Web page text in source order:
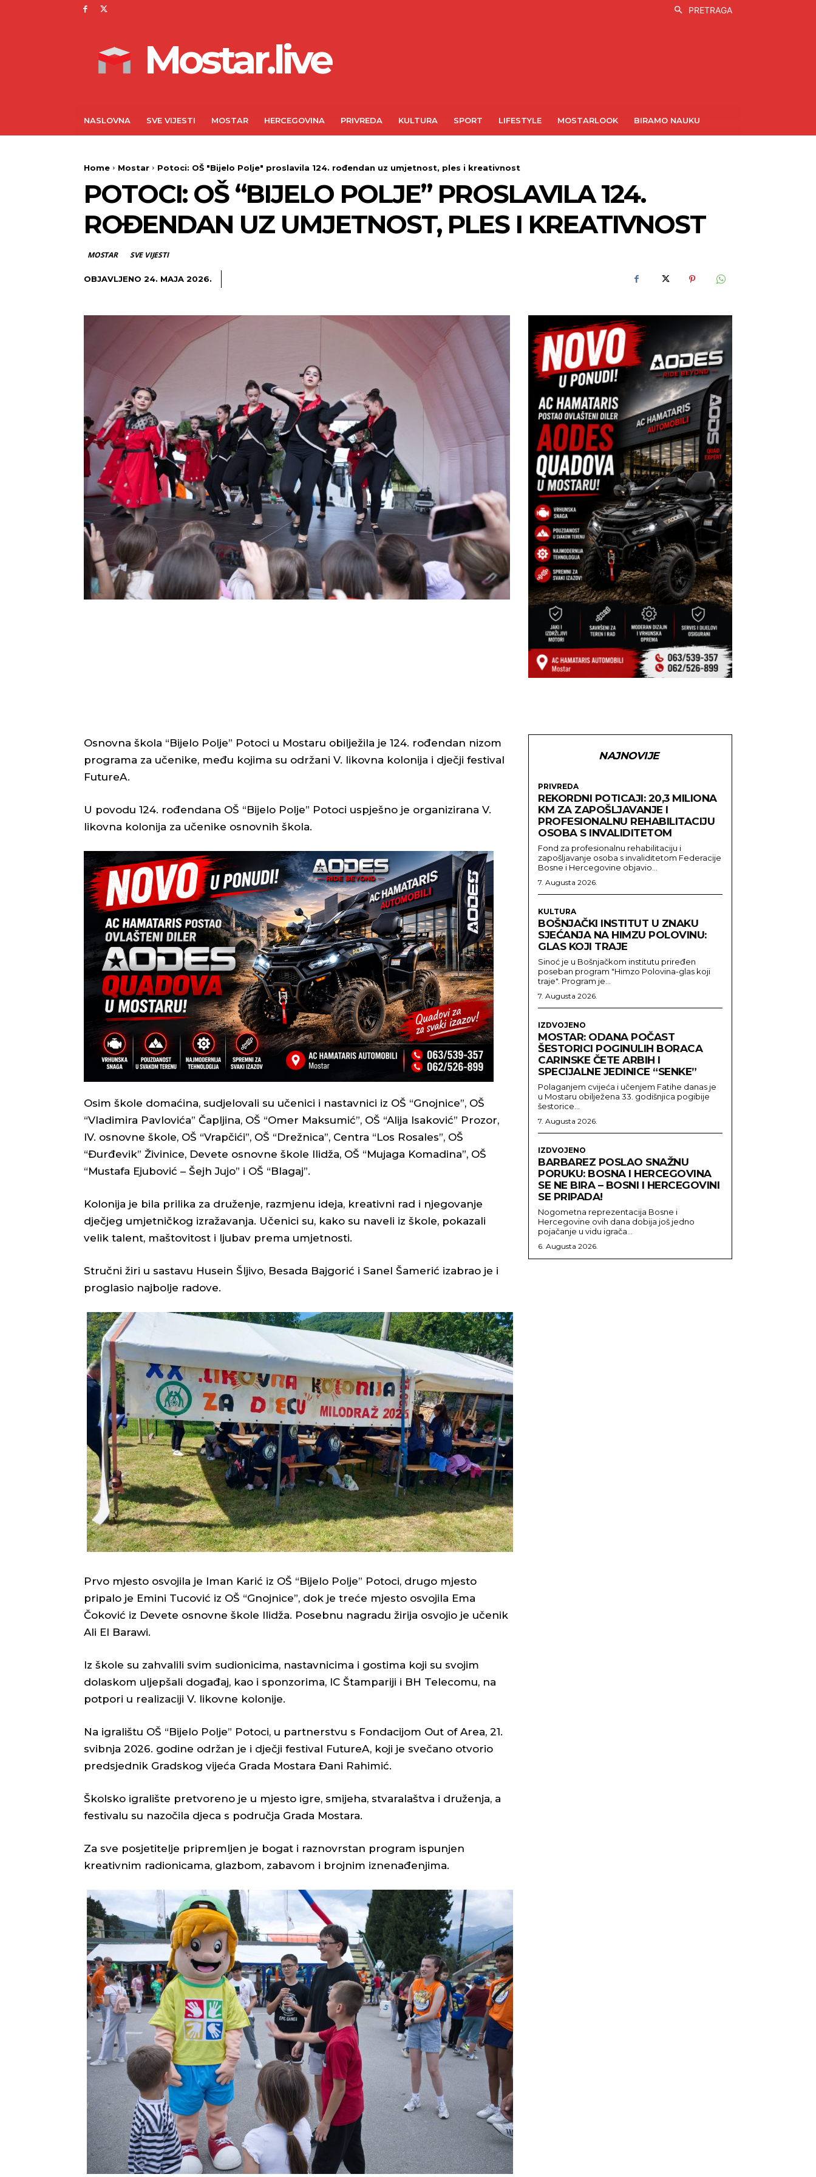
PRETRAGA
Mostar.live
NASLOVNA SVE VIJESTI MOSTAR HERCEGOVINA PRIVREDA KULTURA SPORT LIFESTYLE MOSTARLOOK BIRAMO NAUKU
Home Mostar Potoci: OŠ "Bijelo Polje" proslavila 124. rođendan uz umjetnost, ples i kreativnost
POTOCI: OŠ “BIJELO POLJE” PROSLAVILA 124.
ROĐENDAN UZ UMJETNOST, PLES I KREATIVNOST
MOSTAR SVE VIJESTI
OBJAVLJENO 24. MAJA 2026.
Osnovna škola “Bijelo Polje” Potoci u Mostaru obilježila je 124. rođendan nizom
programa za učenike, među kojima su održani V. likovna kolonija i dječji festival
FutureA.
U povodu 124. rođendana OŠ “Bijelo Polje” Potoci uspješno je organizirana V.
likovna kolonija za učenike osnovnih škola.
Osim škole domaćina, sudjelovali su učenici i nastavnici iz OŠ “Gnojnice”, OŠ
“Vladimira Pavlovića” Čapljina, OŠ “Omer Maksumić”, OŠ “Alija Isaković” Prozor,
IV. osnovne škole, OŠ “Vrapčići”, OŠ “Drežnica”, Centra “Los Rosales”, OŠ
“Đurđevik” Živinice, Devete osnovne škole Ilidža, OŠ “Mujaga Komadina”, OŠ
“Mustafa Ejubović – Šejh Jujo” i OŠ “Blagaj”.
Kolonija je bila prilika za druženje, razmjenu ideja, kreativni rad i njegovanje
dječjeg umjetničkog izražavanja. Učenici su, kako su naveli iz škole, pokazali
velik talent, maštovitost i ljubav prema umjetnosti.
Stručni žiri u sastavu Husein Šljivo, Besada Bajgorić i Sanel Šamerić izabrao je i
proglasio najbolje radove.
Prvo mjesto osvojila je Iman Karić iz OŠ “Bijelo Polje” Potoci, drugo mjesto
pripalo je Emini Tucović iz OŠ “Gnojnice”, dok je treće mjesto osvojila Ema
Čoković iz Devete osnovne škole Ilidža. Posebnu nagradu žirija osvojio je učenik
Ali El Barawi.
Iz škole su zahvalili svim sudionicima, nastavnicima i gostima koji su svojim
dolaskom uljepšali događaj, kao i sponzorima, IC Štampariji i BH Telecomu, na
potpori u realizaciji V. likovne kolonije.
Na igralištu OŠ “Bijelo Polje” Potoci, u partnerstvu s Fondacijom Out of Area, 21.
svibnja 2026. godine održan je i dječji festival FutureA, koji je svečano otvorio
predsjednik Gradskog vijeća Grada Mostara Đani Rahimić.
Školsko igralište pretvoreno je u mjesto igre, smijeha, stvaralaštva i druženja, a
festivalu su nazočila djeca s područja Grada Mostara.
Za sve posjetitelje pripremljen je bogat i raznovrstan program ispunjen
kreativnim radionicama, glazbom, zabavom i brojnim iznenađenjima.
NAJNOVIJE
PRIVREDA
REKORDNI POTICAJI: 20,3 MILIONA
KM ZA ZAPOŠLJAVANJE I
PROFESIONALNU REHABILITACIJU
OSOBA S INVALIDITETOM
Fond za profesionalnu rehabilitaciju i
zapošljavanje osoba s invaliditetom Federacije
Bosne i Hercegovine objavio...
7. Augusta 2026.
KULTURA
BOŠNJAČKI INSTITUT U ZNAKU
SJEĆANJA NA HIMZU POLOVINU:
GLAS KOJI TRAJE
Sinoć je u Bošnjačkom institutu priređen
poseban program "Himzo Polovina-glas koji
traje". Program je...
7. Augusta 2026.
IZDVOJENO
MOSTAR: ODANA POČAST
ŠESTORICI POGINULIH BORACA
CARINSKE ČETE ARBIH I
SPECIJALNE JEDINICE “SENKE”
Polaganjem cvijeća i učenjem Fatihe danas je
u Mostaru obilježena 33. godišnjica pogibije
šestorice...
7. Augusta 2026.
IZDVOJENO
BARBAREZ POSLAO SNAŽNU
PORUKU: BOSNA I HERCEGOVINA
SE NE BIRA – BOSNI I HERCEGOVINI
SE PRIPADA!
Nogometna reprezentacija Bosne i
Hercegovine ovih dana dobija još jedno
pojačanje u vidu igrača...
6. Augusta 2026.